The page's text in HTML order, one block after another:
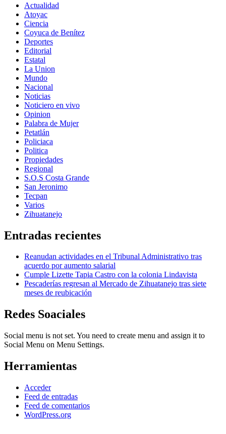
Actualidad
Atoyac
Ciencia
Coyuca de Benítez
Deportes
Editorial
Estatal
La Union
Mundo
Nacional
Noticias
Noticiero en vivo
Opinion
Palabra de Mujer
Petatlán
Policiaca
Politica
Propiedades
Regional
S.O.S Costa Grande
San Jeronimo
Tecpan
Varios
Zihuatanejo
Entradas recientes
Reanudan actividades en el Tribunal Administrativo tras
acuerdo por aumento salarial
Cumple Lizette Tapia Castro con la colonia Lindavista
Pescaderías regresan al Mercado de Zihuatanejo tras siete
meses de reubicación
Redes Soaciales
Social menu is not set. You need to create menu and assign it to
Social Menu on Menu Settings.
Herramientas
Acceder
Feed de entradas
Feed de comentarios
WordPress.org